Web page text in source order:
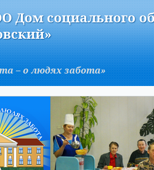
Дом социального
– о людях забота»